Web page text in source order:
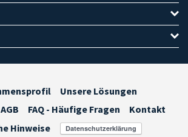
Unsere Lösungen
AGB FAQ - Häufige Fragen
Kontakt
Hinweise